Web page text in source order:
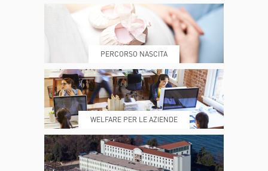
PRENOTA MY POLI
REFERTI REPARTI
PERCORSO NASCITA
WELFARE PER LE AZIENDE